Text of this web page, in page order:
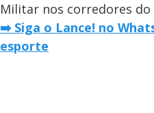
Militar nos corredores do
➡️ Siga o Lance! no
esporte